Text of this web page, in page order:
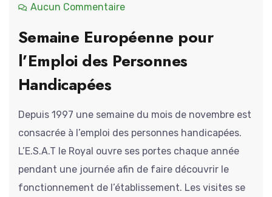
Aucun Commentaire
Semaine Européenne pour
l’Emploi des Personnes
Handicapées
Depuis 1997 une semaine du mois de novembre est
consacrée à l’emploi des personnes handicapées.
L’E.S.A.T le Royal ouvre ses portes chaque année
pendant une journée afin de faire découvrir le
fonctionnement de l’établissement. Les visites se